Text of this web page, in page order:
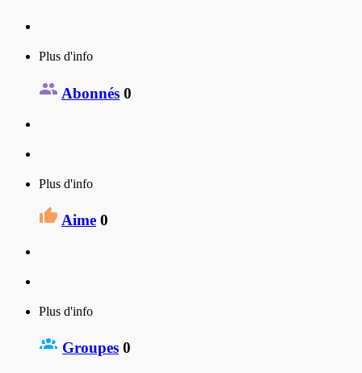
Plus d'info
Abonnés 0
Plus d'info
Aime 0
Plus d'info
Groupes 0